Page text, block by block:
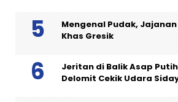
Mengenal Pudak,
Khas Gresik
Jeritan di Balik Asap
Delomit Cekik Udara